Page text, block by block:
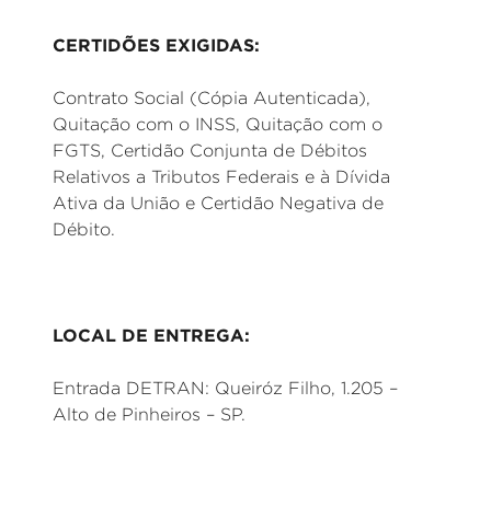
CERTIDÕES EXIGIDAS:
Contrato Social (Cópia Autenticada),
Quitação com o INSS, Quitação com o
FGTS, Certidão Conjunta de Débitos
Relativos a Tributos Federais e à Dívida
Ativa da União e Certidão Negativa de
Débito.
LOCAL DE ENTREGA:
Entrada DETRAN: Queiróz Filho, 1.205 –
Alto de Pinheiros – SP.